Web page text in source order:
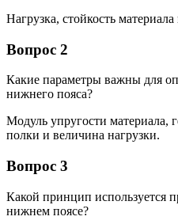
Нагрузка, стойкость
Вопрос 2
Какие параметры важны для
нижнего пояса?
Модуль упругости материала,
полки и величина нагрузки.
Вопрос 3
Какой принцип используется
нижнем поясе?